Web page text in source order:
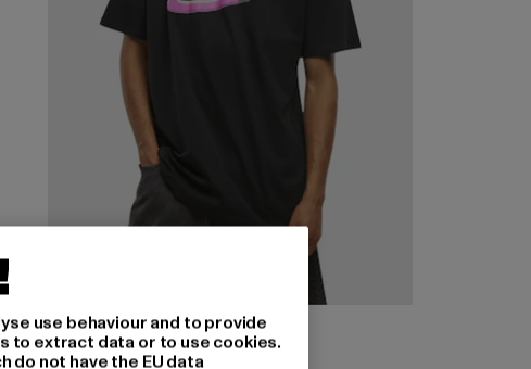
MISTER TEE UPSCALE
Speed Logo
use behaviour and to provide
to extract data or to use cookies.
do not have the EU data